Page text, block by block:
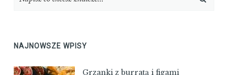
NAJNOWSZE WPISY
Grzanki z burratą i figami